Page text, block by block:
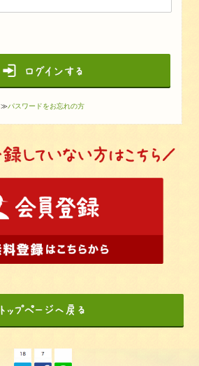
≫パスワードをお忘れの方